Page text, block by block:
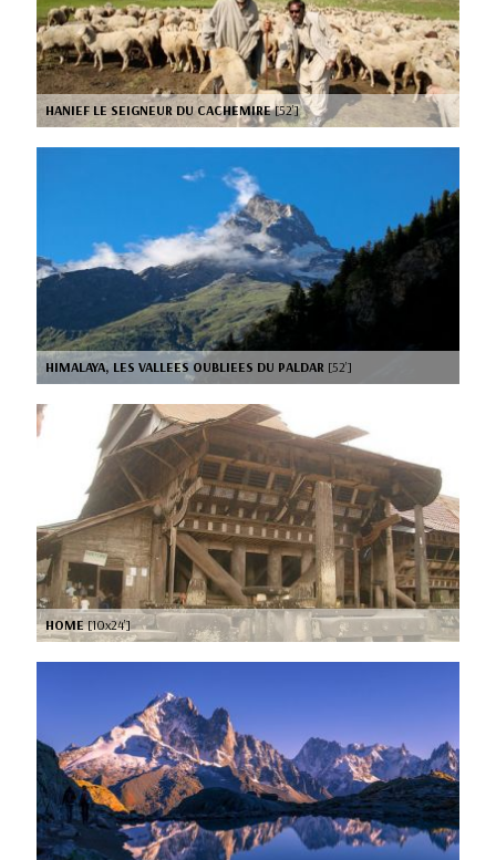
HANIEF LE SEIGNEUR DU CACHEMIRE[52’]
HIMALAYA, LES VALLEES OUBLIEES DU PALDAR [52’]
HOME[10x24’]